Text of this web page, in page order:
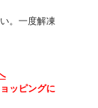
。一度解凍
ッピングに